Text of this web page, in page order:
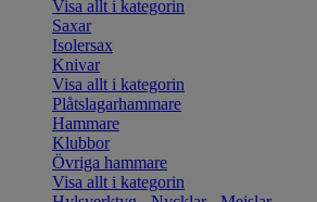
Visa allt i kategorin
Saxar
Isolersax
Knivar
Visa allt i kategorin
Plåtslagarhammare
Hammare
Klubbor
Övriga hammare
Visa allt i kategorin